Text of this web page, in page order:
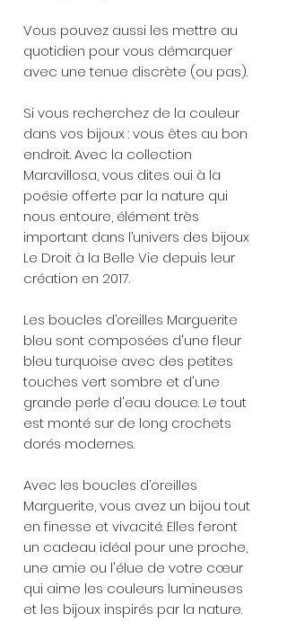
Vous pouvez aussi les mettre au
quotidien pour vous démarquer
avec une tenue discrète (ou pas).
Si vous recherchez de la couleur
dans vos bijoux : vous êtes au bon
endroit. Avec la collection
Maravillosa, vous dites oui à la
poésie offerte par la nature qui
nous entoure, élément très
important dans l’univers des bijoux
Le Droit à la Belle Vie depuis leur
création en 2017.
Les boucles d’oreilles Marguerite
bleu sont composées d'une fleur
bleu turquoise avec des petites
touches vert sombre et d'une
grande perle d'eau douce. Le tout
est monté sur de long crochets
dorés modernes.
Avec les boucles d’oreilles
Marguerite, vous avez un bijou tout
en finesse et vivacité. Elles feront
un cadeau idéal pour une proche,
une amie ou l'élue de votre cœur
qui aime les couleurs lumineuses
et les bijoux inspirés par la nature.